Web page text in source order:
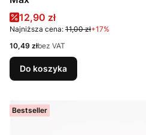
Cena promocyjna
12,90 zł
Najniższa cena: 11,00 zł+17%
Cena
10,49 złbez VAT
Do koszyka
Bestseller